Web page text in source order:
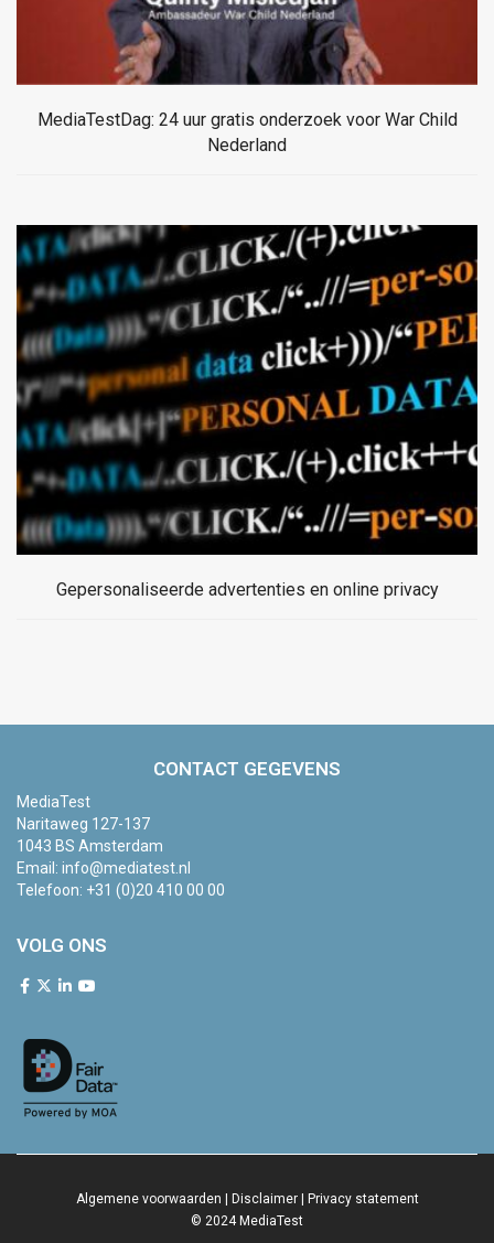
MediaTestDag: 24 uur gratis onderzoek voor War Child
Nederland
Gepersonaliseerde advertenties en online privacy
CONTACT GEGEVENS
MediaTest
Naritaweg 127-137
1043 BS Amsterdam
Email: info@mediatest.nl
Telefoon: +31 (0)20 410 00 00
VOLG ONS
Algemene voorwaarden | Disclaimer| Privacy statement
© 2024 MediaTest